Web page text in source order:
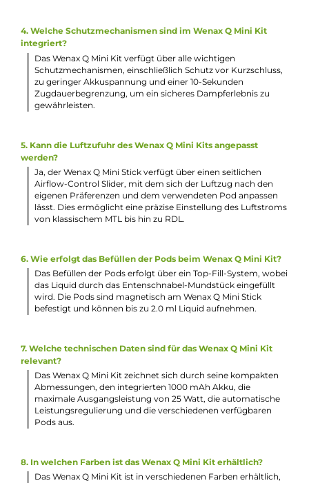
Lieferumfang
1 x GeekVape Wenax Q Mini Pod Akkuträger
1 x GeekVape Q Pod Tankverdampfer 0.6 Ohm
1 x GeekVape Q Pod Tankverdampfer 1.2 Ohm
1 x USB Typ-C Kabel
Abmessungen
Länge: 108.91 mm
Breite: 23.8 mm
Tiefe: 13.8 mm
Gewicht: 51g
Häufig gestellte Fragen
des automatischen Chipsatzes ist keine manuelle
erforderlich. Die Benutzung ist einfach und intuitiv, was es
gerade für Anfänger geeignet macht.
2. Wie lange hält der Akku des Wenax Q Mini Kits?
Zudem kann er mit der schnellen 5V/1A USB Typ-C
Ladeoption schnell wieder aufgeladen werden.